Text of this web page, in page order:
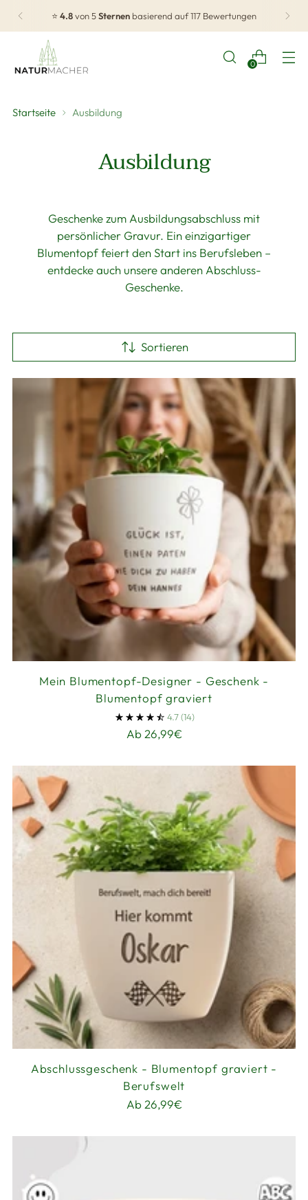
⭐ 4.8von 5Sternen basierend auf 117 Bewertungen
0
Startseite Ausbildung
Ausbildung
Geschenke zum Ausbildungsabschluss mit
persönlicher Gravur. Ein einzigartiger
Blumentopf feiert den Start ins Berufsleben –
entdecke auch unsere anderen Abschluss-
Geschenke.
Sortieren
Mein Blumentopf-Designer - Geschenk -
Blumentopf graviert
4.7 (14)
Ab 26,99€
Abschlussgeschenk - Blumentopf graviert -
Berufswelt
Ab 26,99€